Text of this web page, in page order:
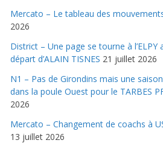
Mercato – Le tableau des
2026
District – Une page se tourne à l’ELPY
départ d’ALAIN TISNES 21 juillet 2026
N1 – Pas de Girondins mais une
dans la poule Ouest pour le TARBES
2026
Mercato – Changement de coachs à
13 juillet 2026